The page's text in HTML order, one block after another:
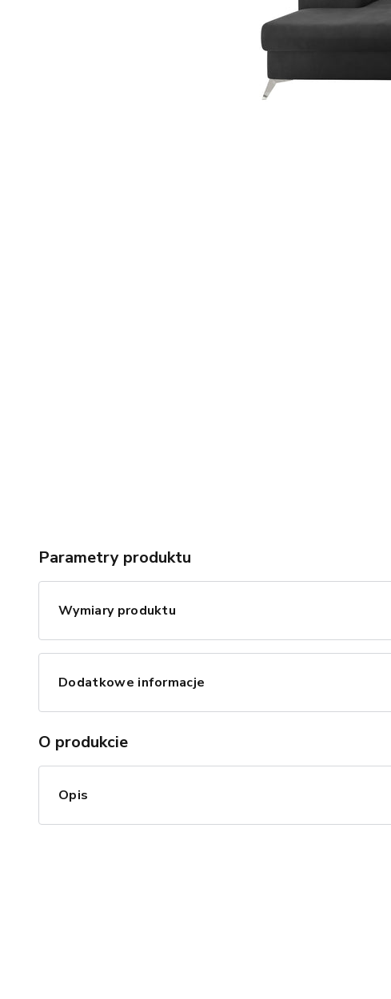
Parametry produktu
Wymiary produktu
Dodatkowe informacje
O produkcie
Opis